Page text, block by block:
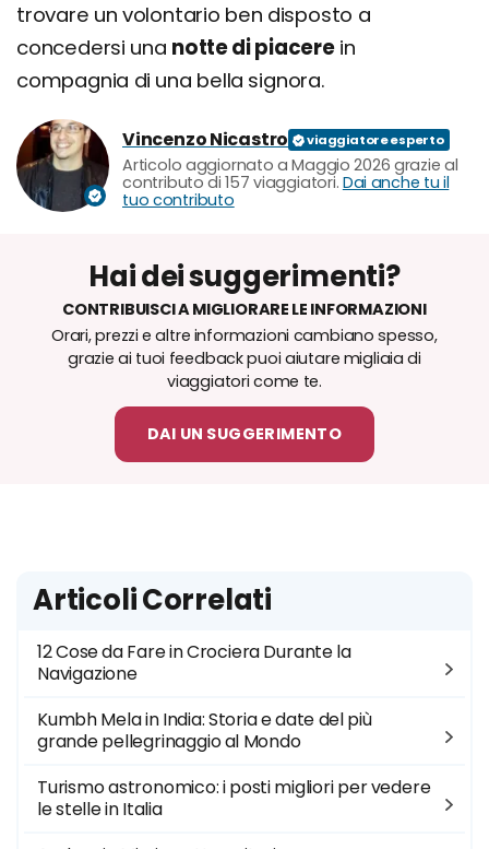
trovare un volontario ben disposto a
concedersi una notte di piacerein
compagnia di una bella signora.
Vincenzo Nicastro
Articolo aggiornato a Maggio 2026 grazie al
contributo di 157 viaggiatori. Dai anche tu il
tuo contributo
Hai dei suggerimenti?
CONTRIBUISCI A MIGLIORARE LE INFORMAZIONI
Orari, prezzi e altre informazioni cambiano spesso,
grazie ai tuoi feedback puoi aiutare migliaia di
viaggiatori come te.
DAI UN SUGGERIMENTO
Articoli Correlati
12 Cose da Fare in Crociera Durante la
Navigazione
Kumbh Mela in India: Storia e date del più
grande pellegrinaggio al Mondo
Turismo astronomico: i posti migliori per vedere
le stelle in Italia